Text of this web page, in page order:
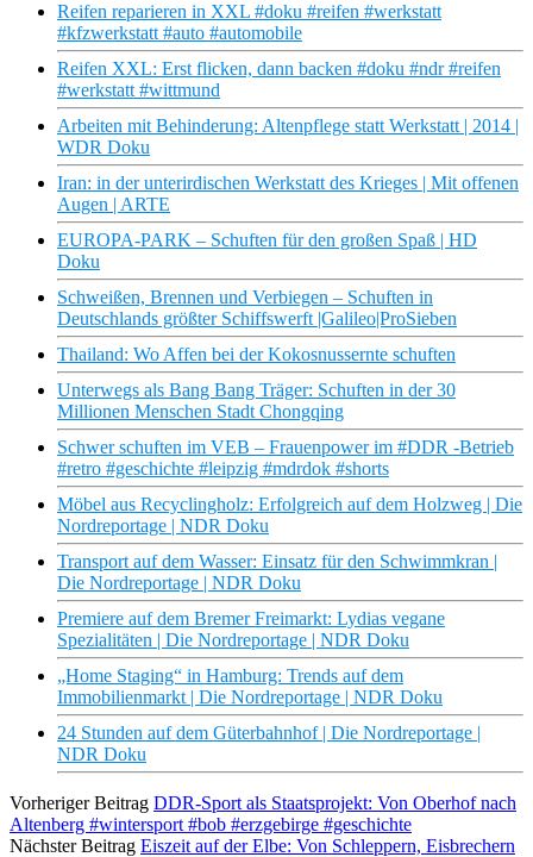
Reifen reparieren in XXL #doku #reifen #werkstatt
#kfzwerkstatt #auto #automobile
Reifen XXL: Erst flicken, dann backen #doku #ndr #reifen
#werkstatt #wittmund
Arbeiten mit Behinderung: Altenpflege statt Werkstatt | 2014 |
WDR Doku
Iran: in der unterirdischen Werkstatt des Krieges | Mit offenen
Augen | ARTE
EUROPA-PARK – Schuften für den großen Spaß | HD
Doku
Schweißen, Brennen und Verbiegen – Schuften in
Deutschlands größter Schiffswerft |Galileo|ProSieben
Thailand: Wo Affen bei der Kokosnussernte schuften
Unterwegs als Bang Bang Träger: Schuften in der 30
Millionen Menschen Stadt Chongqing
Schwer schuften im VEB – Frauenpower im #DDR -Betrieb
#retro #geschichte #leipzig #mdrdok #shorts
Möbel aus Recyclingholz: Erfolgreich auf dem Holzweg | Die
Nordreportage | NDR Doku
Transport auf dem Wasser: Einsatz für den Schwimmkran |
Die Nordreportage | NDR Doku
Premiere auf dem Bremer Freimarkt: Lydias vegane
Spezialitäten | Die Nordreportage | NDR Doku
„Home Staging“ in Hamburg: Trends auf dem
Immobilienmarkt | Die Nordreportage | NDR Doku
24 Stunden auf dem Güterbahnhof | Die Nordreportage |
NDR Doku
Vorheriger Beitrag DDR-Sport als Staatsprojekt: Von Oberhof nach
Altenberg #wintersport #bob #erzgebirge #geschichte
Nächster Beitrag Eiszeit auf der Elbe: Von Schleppern, Eisbrechern